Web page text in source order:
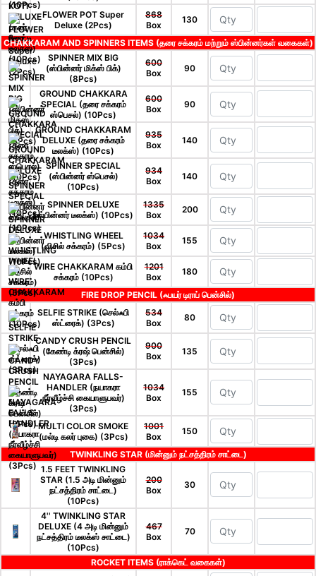
FLOWER POT Super
Deluxe (2Pcs)
868
Box
130
CHAKKARAM AND SPINNERS ITEMS (தரை சக்கரம் மற்றும் ஸ்பின்னர்கள் வகைகள்)
SPINNER MIX BIG
(ஸ்பின்னர் மிக்ஸ் பிக்)
(8Pcs)
600
Box
90
GROUND CHAKKARA
SPECIAL (தரை சக்கரம்
ஸ்பெசல்) (10Pcs)
600
Box
90
GROUND CHAKKARAM
DELUXE (தரை சக்கரம்
டீலக்ஸ்) (10Pcs)
935
Box
140
SPINNER SPECIAL
(ஸ்பின்னர் ஸ்பெசல்)
(10Pcs)
934
Box
140
SPINNER DELUXE
(ஸ்பின்னர் டீலக்ஸ்) (10Pcs)
1335
Box
200
WHISTLING WHEEL
(விசில் சக்கரம்) (5Pcs)
1034
Box
155
WIRE CHAKKARAM கம்பி
சக்கரம் (10Pcs)
1201
Box
180
FIRE DROP PENCIL (ஃபயர் டிராப் பென்சில்)
SELFIE STRIKE (செல்ஃபி
ஸ்ட்ரைக்) (3Pcs)
534
Box
80
CANDY CRUSH PENCIL
(கேண்டி க்ரஷ் பென்சில்)
(3Pcs)
900
Box
135
NAYAGARA FALLS-
HANDLER (நயாகரா
நீர்வீழ்ச்சி கையாளுபவர்)
(3Pcs)
1034
Box
155
MULTI COLOR SMOKE
(மல்டி கலர் புகை) (3Pcs)
1001
Box
150
TWINKLING STAR (மின்னும் நட்சத்திரம் சாட்டை)
1.5 FEET TWINKLING
STAR (1.5 அடி மின்னும்
நட்சத்திரம் சாட்டை)
(10Pcs)
200
Box
30
4'' TWINKLING STAR
DELUXE (4 அடி மின்னும்
நட்சத்திரம் டீலக்ஸ் சாட்டை)
(10Pcs)
467
Box
70
ROCKET ITEMS (ராக்கெட் வகைகள்)